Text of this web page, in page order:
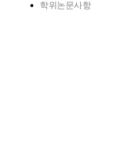
학위논문사항